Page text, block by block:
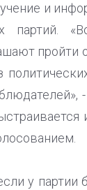
и
партий.
у